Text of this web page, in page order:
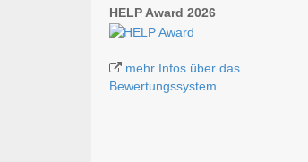
HELP Award 2026
mehr Infos über das
Bewertungssystem